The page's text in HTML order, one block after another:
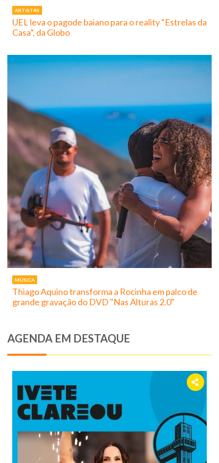
ARTISTAS
UEL leva o pagode baiano para o reality “Estrelas da
Casa”, da Globo
MÚSICA
Thiago Aquino transforma a Rocinha em palco de
grande gravação do DVD "Nas Alturas 2.0"
AGENDA EM DESTAQUE